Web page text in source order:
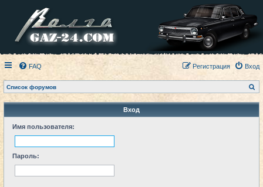
FAQ Вход
Регистрация
Список форумов
о
с
Вход
Имя пользователя:
Пароль: